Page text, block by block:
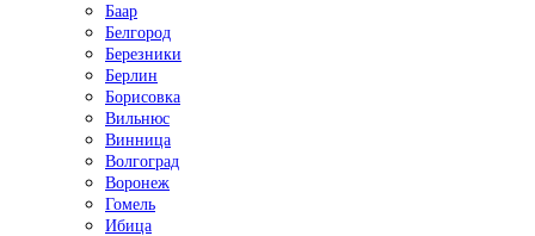
Баар
Белгород
Березники
Берлин
Борисовка
Вильнюс
Винница
Волгоград
Воронеж
Гомель
Ибица